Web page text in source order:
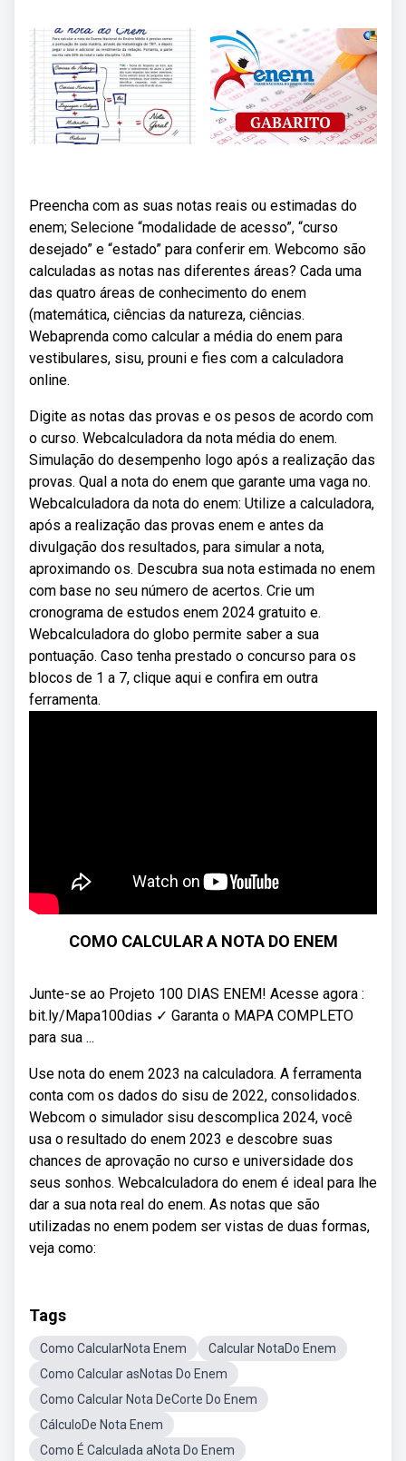
Preencha com as suas notas reais ou estimadas do
enem; Selecione “modalidade de acesso”, “curso
desejado” e “estado” para conferir em. Webcomo são
calculadas as notas nas diferentes áreas? Cada uma
das quatro áreas de conhecimento do enem
(matemática, ciências da natureza, ciências.
Webaprenda como calcular a média do enem para
vestibulares, sisu, prouni e fies com a calculadora
online.
Digite as notas das provas e os pesos de acordo com
o curso. Webcalculadora da nota média do enem.
Simulação do desempenho logo após a realização das
provas. Qual a nota do enem que garante uma vaga no.
Webcalculadora da nota do enem: Utilize a calculadora,
após a realização das provas enem e antes da
divulgação dos resultados, para simular a nota,
aproximando os. Descubra sua nota estimada no enem
com base no seu número de acertos. Crie um
cronograma de estudos enem 2024 gratuito e.
Webcalculadora do globo permite saber a sua
pontuação. Caso tenha prestado o concurso para os
blocos de 1 a 7, clique aqui e confira em outra
ferramenta.
COMO CALCULAR A NOTA DO ENEM
Junte-se ao Projeto 100 DIAS ENEM! Acesse agora :
bit.ly/Mapa100dias ✓ Garanta o MAPA COMPLETO
para sua ...
Use nota do enem 2023 na calculadora. A ferramenta
conta com os dados do sisu de 2022, consolidados.
Webcom o simulador sisu descomplica 2024, você
usa o resultado do enem 2023 e descobre suas
chances de aprovação no curso e universidade dos
seus sonhos. Webcalculadora do enem é ideal para lhe
dar a sua nota real do enem. As notas que são
utilizadas no enem podem ser vistas de duas formas,
veja como:
Tags
Como CalcularNota Enem
Calcular NotaDo Enem
Como Calcular asNotas Do Enem
Como Calcular Nota DeCorte Do Enem
CálculoDe Nota Enem
Como É Calculada aNota Do Enem